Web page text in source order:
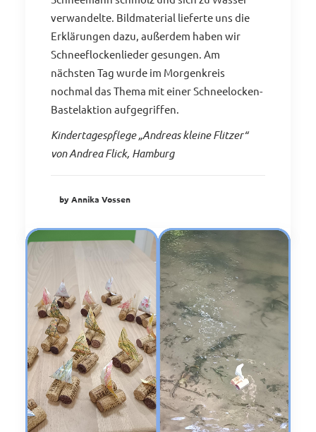
verwandelte. Bildmaterial lieferte uns die
Erklärungen dazu, außerdem haben wir
Schneeflockenlieder gesungen. Am
nächsten Tag wurde im Morgenkreis
nochmal das Thema mit einer Schneelocken-
Bastelaktion aufgegriffen.
Kindertagespflege „Andreas kleine Flitzer“
von Andrea Flick, Hamburg
by Annika Vossen